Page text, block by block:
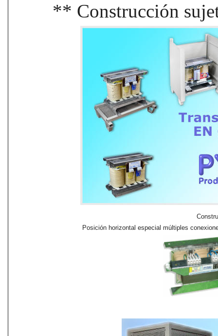
** Construcción
Posición horizontal especial múltiples